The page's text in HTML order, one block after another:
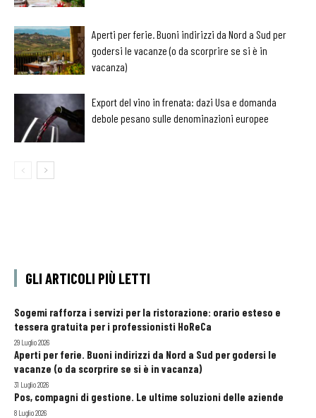
Aperti per ferie. Buoni indirizzi da Nord a Sud per
godersi le vacanze (o da scorprire se si è in
vacanza)
Export del vino in frenata: dazi Usa e domanda
debole pesano sulle denominazioni europee
GLI ARTICOLI PIÙ LETTI
Sogemi rafforza i servizi per la ristorazione: orario esteso e
tessera gratuita per i professionisti HoReCa
29 Luglio 2026
Aperti per ferie. Buoni indirizzi da Nord a Sud per godersi le
vacanze (o da scorprire se si è in vacanza)
31 Luglio 2026
Pos, compagni di gestione. Le ultime soluzioni delle aziende
8 Luglio 2026